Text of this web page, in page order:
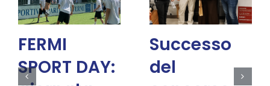
FERMI
SPORT DAY:
Successo
del